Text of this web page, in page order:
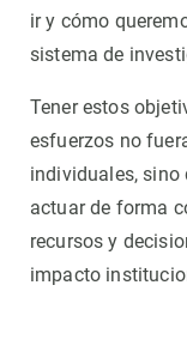
ir y cómo
sistema de
Tener estos
esfuerzos no
individuales, sino
actuar de forma
recursos y
impacto